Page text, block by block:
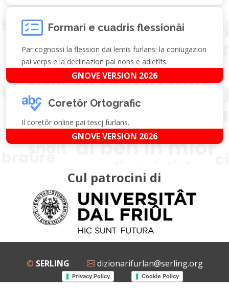
Formari e cuadris flessionâi
Par cognossi la flession dai lemis furlans: la coniugazion
pai verps e la declinazion pai nons e adietîfs.
GNOVE VERSION 2026
Coretôr Ortografic
Il coretôr online pai tescj furlans.
GNOVE VERSION 2026
Cul patrocini di
© SERLING dizionarifurlan@serling.org
Privacy Policy Cookie Policy